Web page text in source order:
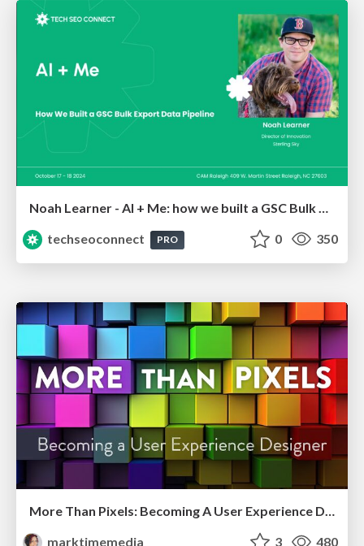
Noah Learner - AI + Me: how we built a GSC Bulk Export data pipeline
techseoconnect
PRO 0 350
More Than Pixels: Becoming A User Experience Designer
marktimemedia
3 480